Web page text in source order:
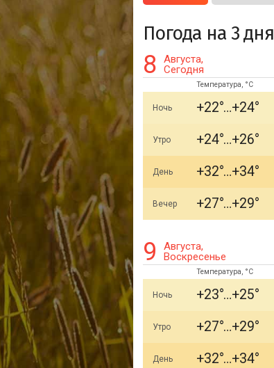
Погода на 3 дня
8
Августа,
Сегодня
Температура, °C
Ночь +22 +24
Утро +24 +26
День +32 +34
Вечер +27 +29
9
Августа,
Воскресенье
Температура, °C
Ночь +23 +25
Утро +27 +29
День +32 +34